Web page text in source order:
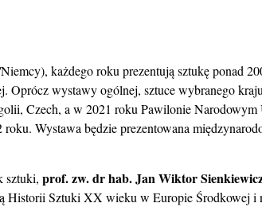
każdego roku prezentują sztukę ponad
Oprócz wystawy ogólnej, sztuce wybranego
Czech, a w 2021 roku Pawilonie
Wystawa będzie prezentowana
sztuki, prof. zw. dr hab. Jan Wiktor
Sztuki XX wieku w Europie Środkowej i